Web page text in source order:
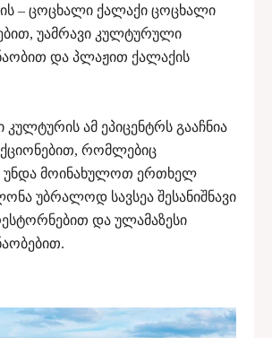
– ცოცხალი ქალაქი ცოცხალი
უამრავი კულტურული
და პლაჟით ქალაქის
ამ ეპიცენტრს გააჩნია
რომლებიც
მოინახულოთ ერთხელ
უბრალოდ სავსეა შესანიშნავი
და ულამაზესი